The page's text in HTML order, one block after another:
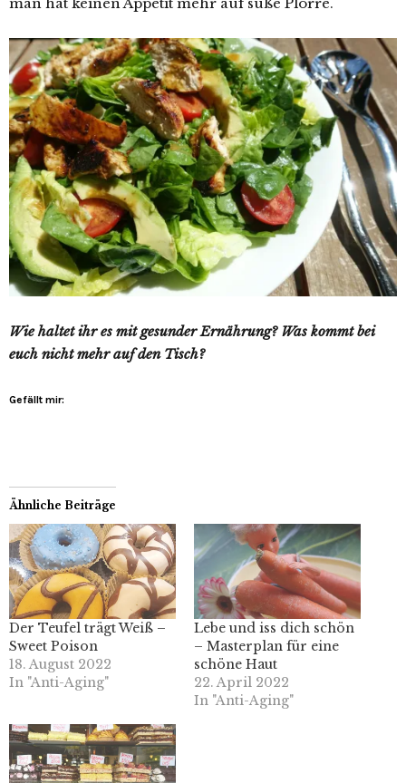
Wie haltet ihr es mit gesunder Ernährung? Was kommt bei
euch nicht mehr auf den Tisch?
Gefällt mir:
Ähnliche Beiträge
Der Teufel trägt Weiß –
Sweet Poison
18. August 2022
In "Anti-Aging"
Lebe und iss dich schön
– Masterplan für eine
schöne Haut
22. April 2022
In "Anti-Aging"